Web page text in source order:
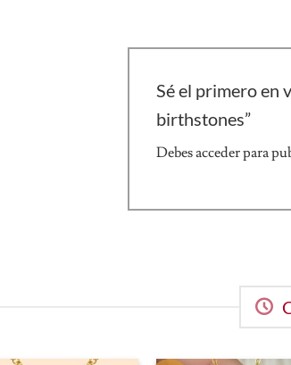
Sé el primero en
birthstones”
Debesaccederpara